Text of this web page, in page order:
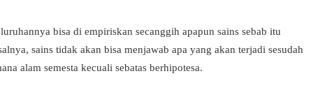
bisa di empiriskan secanggih apapun sains sebab itu
sains tidak akan bisa menjawab apa yang akan terjadi sesudah
alam semesta kecuali sebatas berhipotesa.